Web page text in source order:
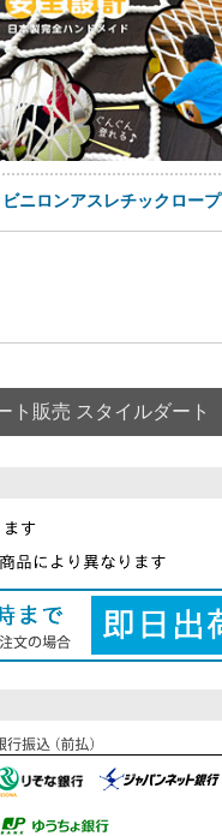
ビニロンアスレチックロープ
ト販売 スタイルダート